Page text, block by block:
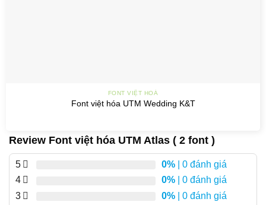
FONT VIỆT HOÁ
Font việt hóa UTM Wedding K&T
Review Font việt hóa UTM Atlas ( 2 font )
5 0% | 0 đánh giá
4
0% | 0 đánh giá
3
0% | 0 đánh giá